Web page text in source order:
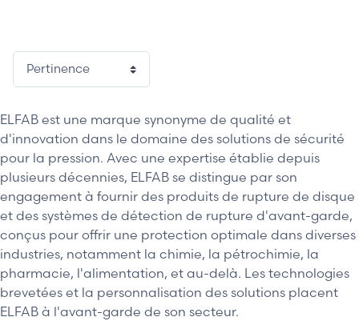
ELFAB est une marque synonyme de qualité et
d'innovation dans le domaine des solutions de sécurité
pour la pression. Avec une expertise établie depuis
plusieurs décennies, ELFAB se distingue par son
engagement à fournir des produits de rupture de disque
et des systèmes de détection de rupture d'avant-garde,
conçus pour offrir une protection optimale dans diverses
industries, notamment la chimie, la pétrochimie, la
pharmacie, l'alimentation, et au-delà. Les technologies
brevetées et la personnalisation des solutions placent
ELFAB à l'avant-garde de son secteur.